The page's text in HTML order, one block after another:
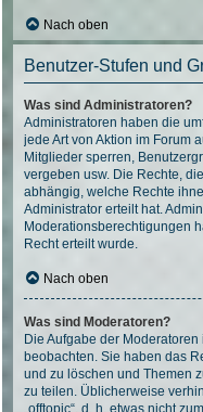
Nach oben
Benutzer-Stufen und
Was sind Administratoren?
Administratoren haben die
jede Art von Aktion im Forum
Mitglieder sperren,
vergeben usw. Die Rechte,
abhängig, welche Rechte
Administrator erteilt hat.
Moderationsberechtigungen
Recht erteilt wurde.
Nach oben
Was sind Moderatoren?
Die Aufgabe der
beobachten. Sie haben das
und zu löschen und Themen
zu teilen. Üblicherweise
„offtopic“, d. h. etwas nicht